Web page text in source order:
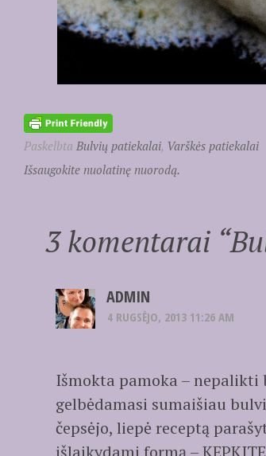
Paskelbta Bulvių patiekalai, Varškės patiekalai
Išsaugokite nuolatinę nuorodą.
3 komentarai “
ADMIN
4 RUGSĖJO, 2013 11:26 AM
Išmokta pamoka – nepalikti
gelbėdamasi sumaišiau
čepsėjo, liepė receptą
išlaikydami formą –